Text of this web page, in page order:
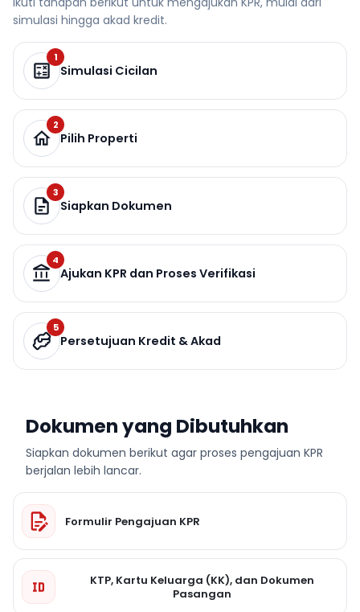
simulasi hingga akad kredit.
1
Simulasi Cicilan
2
Pilih Properti
3
Siapkan Dokumen
4
Ajukan KPR dan Proses Verifikasi
5
Persetujuan Kredit & Akad
Dokumen yang Dibutuhkan
Siapkan dokumen berikut agar proses pengajuan KPR
berjalan lebih lancar.
Formulir Pengajuan KPR
KTP, Kartu Keluarga (KK), dan Dokumen
Pasangan